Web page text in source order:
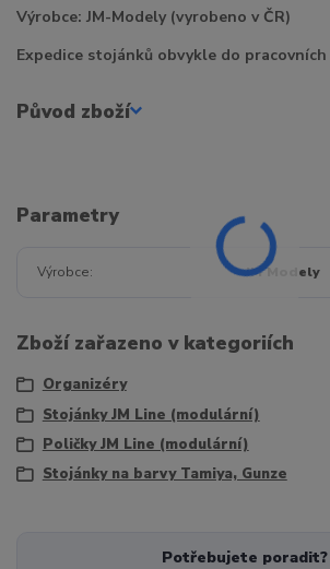
Výrobce: JM-Modely (vyrobeno v ČR)
Expedice stojánků obvykle do pracovních
Původ zboží
Parametry
Výrobce JM Modely
Zboží zařazeno v kategoriích
Organizéry
Stojánky JM Line (modulární)
Poličky JM Line (modulární)
Stojánky na barvy Tamiya, Gunze
Potřebujete poradit?